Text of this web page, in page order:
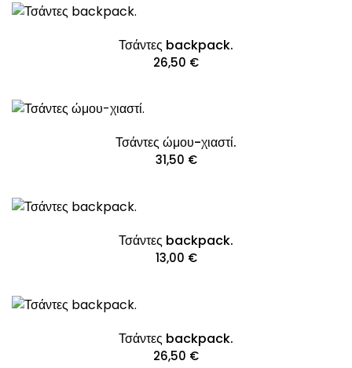
Τσάντες backpack.
26,50 €
Τσάντες ώμου-χιαστί.
31,50 €
Τσάντες backpack.
13,00 €
Τσάντες backpack.
26,50 €